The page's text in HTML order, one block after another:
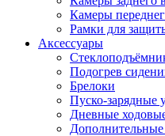
Камеры
Рамки для
Аксессуары
Подогрев
Брелоки
Пуско-зарядные
Дневные
Дополнительные